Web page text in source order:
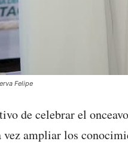
Felipe
de celebrar el
ampliar los